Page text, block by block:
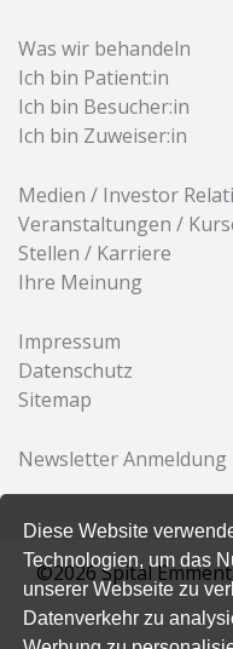
Diese Website
Technologien, um das
unserer Webseite zu
Datenverkehr zu
Was wir behandeln
Ich bin Patient:in
Ich bin Besucher:in
Ich bin Zuweiser:in
Medien / Investor
Veranstaltungen /
Stellen / Karriere
Ihre Meinung
Impressum
Datenschutz
Sitemap
Newsletter Anmeldung
©2026 Spital